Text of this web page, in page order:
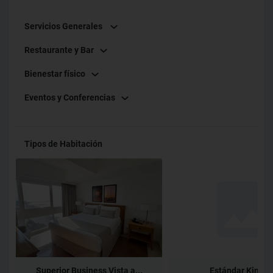
Servicios Generales
Restaurante y Bar
Bienestar físico
Eventos y Conferencias
Tipos de Habitación
Superior Business Vista a... Estándar King